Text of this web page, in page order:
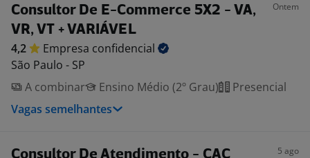
Consultor De E-Commerce 5X2 - VA,
VR, VT + VARIÁVEL
Ontem
4,2 Empresa confidencial
São Paulo - SP
A combinar
Ensino Médio (2º Grau)
Presencial
Vagas semelhantes
Consultor De Atendimento - CAC 5 ago